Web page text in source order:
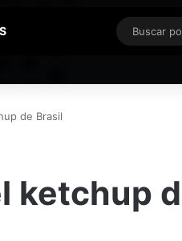
de Brasil
ketchup